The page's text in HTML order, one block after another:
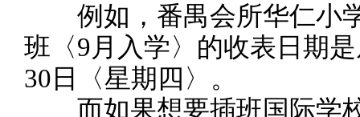
例如，番禺会所华仁小学
班〈9月入学〉的收表日期
30日〈星期四〉。
而如果想要插班国际学